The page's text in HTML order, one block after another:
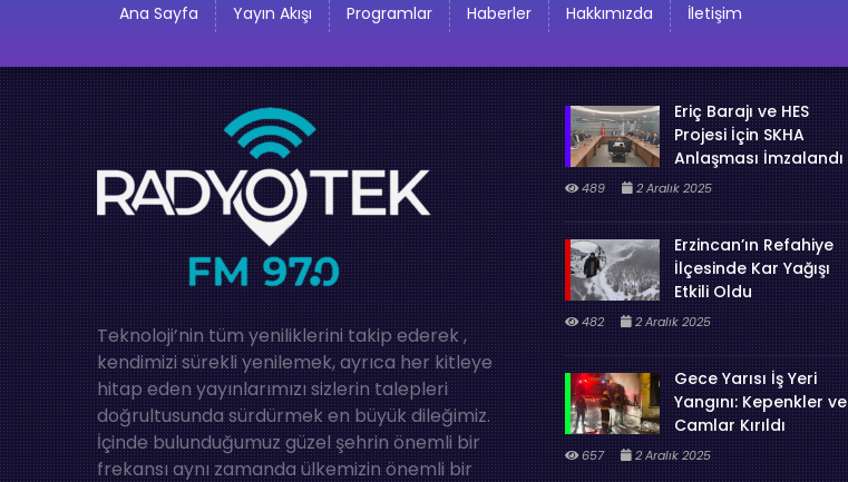
Ana Sayfa Yayın Akışı Programlar Haberler Hakkımızda İletişim
Teknoloji’nin tüm yeniliklerini takip ederek ,
kendimizi sürekli yenilemek, ayrıca her kitleye
hitap eden yayınlarımızı sizlerin talepleri
doğrultusunda sürdürmek en büyük dileğimiz.
İçinde bulunduğumuz güzel şehrin önemli bir
frekansı aynı zamanda ülkemizin önemli bir
Eriç Barajı ve HES
Projesi İçin SKHA
Anlaşması İmzalandı
489 2 Aralık 2025
Erzincan’ın Refahiye
İlçesinde Kar Yağışı
Etkili Oldu
482 2 Aralık 2025
Gece Yarısı İş Yeri
Yangını: Kepenkler ve
Camlar Kırıldı
657 2 Aralık 2025